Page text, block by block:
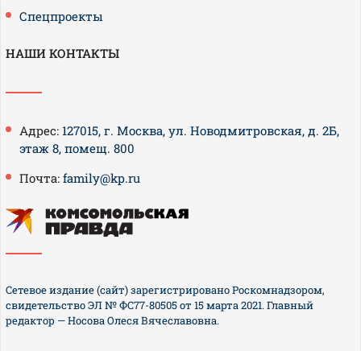
Спецпроекты
НАШИ КОНТАКТЫ
Адрес: 127015, г. Москва, ул. Новодмитровская, д. 2Б,
этаж 8, помещ. 800
Почта: family@kp.ru
Сетевое издание (сайт) зарегистрировано Роскомнадзором,
свидетельство ЭЛ № ФС77-80505 от 15 марта 2021. Главный
редактор — Носова Олеся Вячеславовна.